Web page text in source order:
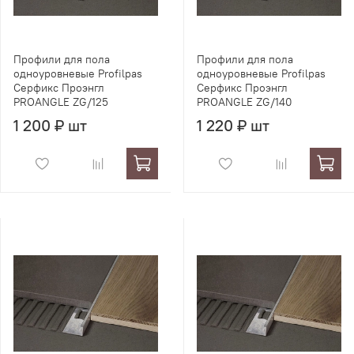
Профили для пола
одноуровневые Profilpas
Серфикс Проэнгл
PROANGLE ZG/125
1 200 ₽ шт
Профили для пола
одноуровневые Profilpas
Серфикс Проэнгл
PROANGLE ZG/140
1 220 ₽ шт